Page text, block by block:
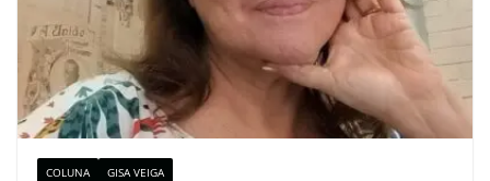
COLUNA GISA VEIGA